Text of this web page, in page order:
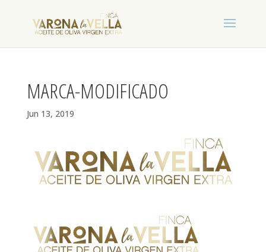
MARCA-MODIFICADO
Jun 13, 2019